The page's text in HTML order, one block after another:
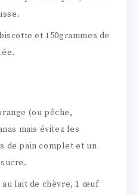
et 150grammes de
(ou pêche,
mais évitez les
de pain complet et un
au lait de chèvre, 1 œuf